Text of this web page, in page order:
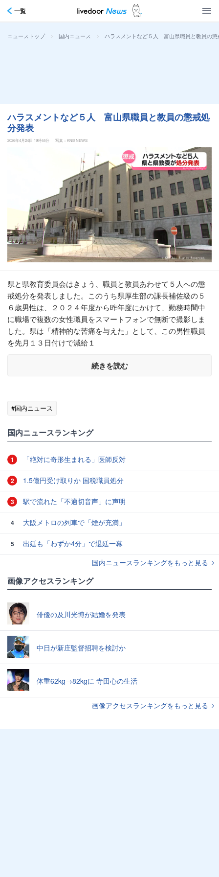
一覧
ニューストップ > 国内ニュース > ハラスメントなど５人 富山県職員と教員の懲
ハラスメントなど５人 富山県職員と教員の懲戒処
分発表
2026年4月24日 19時44分 写真：KNB NEWS
県と県教育委員会はきょう、職員と教員あわせて５人への懲
戒処分を発表しました。このうち県厚生部の課長補佐級の５
６歳男性は、２０２４年度から昨年度にかけて、勤務時間中
に職場で複数の女性職員をスマートフォンで無断で撮影しま
した。県は「精神的な苦痛を与えた」として、この男性職員
を先月１３日付けで減給１
続きを読む
#国内ニュース
国内ニュースランキング
1 「絶対に奇形生まれる」医師反対
2 1.5億円受け取りか 国税職員処分
3 駅で流れた「不適切音声」に声明
4 大阪メトロの列車で「煙が充満」
5
出廷も「わずか4分」で退廷一幕
国内ニュースランキングをもっと見る
画像アクセスランキング
俳優の及川光博が結婚を発表
中日が新庄監督招聘を検討か
体重62kg→82kgに 寺田心の生活
画像アクセスランキングをもっと見る